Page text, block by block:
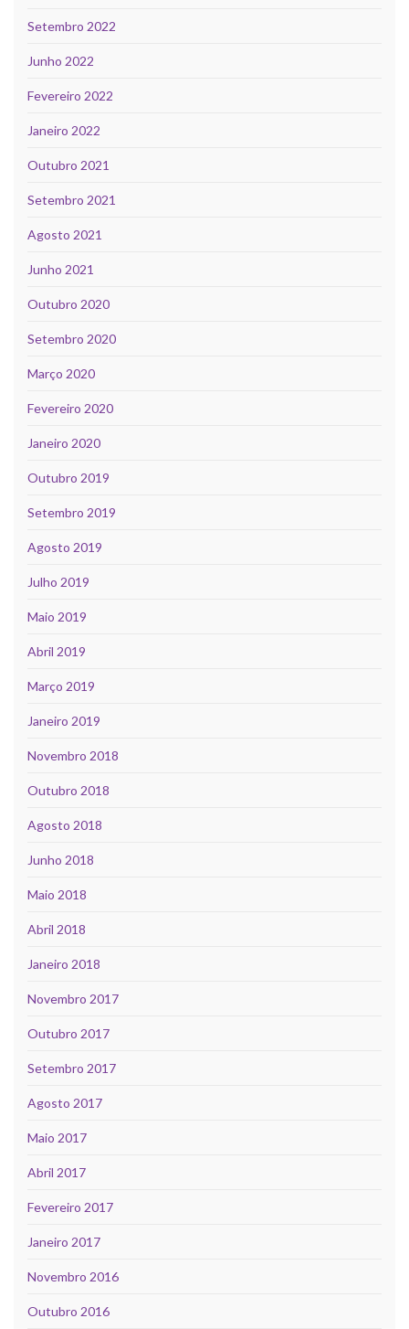
Setembro 2022
Junho 2022
Fevereiro 2022
Janeiro 2022
Outubro 2021
Setembro 2021
Agosto 2021
Junho 2021
Outubro 2020
Setembro 2020
Março 2020
Fevereiro 2020
Janeiro 2020
Outubro 2019
Setembro 2019
Agosto 2019
Julho 2019
Maio 2019
Abril 2019
Março 2019
Janeiro 2019
Novembro 2018
Outubro 2018
Agosto 2018
Junho 2018
Maio 2018
Abril 2018
Janeiro 2018
Novembro 2017
Outubro 2017
Setembro 2017
Agosto 2017
Maio 2017
Abril 2017
Fevereiro 2017
Janeiro 2017
Novembro 2016
Outubro 2016